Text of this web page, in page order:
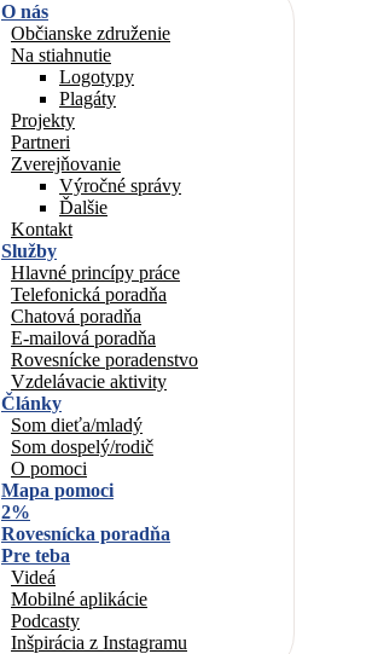
O nás
Občianske združenie
Na stiahnutie
Logotypy
Plagáty
Projekty
Partneri
Zverejňovanie
Výročné správy
Ďalšie
Kontakt
Služby
Hlavné princípy práce
Telefonická poradňa
Chatová poradňa
E-mailová poradňa
Rovesnícke poradenstvo
Vzdelávacie aktivity
Články
Som dieťa/mladý
Som dospelý/rodič
O pomoci
Mapa pomoci
2%
Rovesnícka poradňa
Pre teba
Videá
Mobilné aplikácie
Podcasty
Inšpirácia z Instagramu